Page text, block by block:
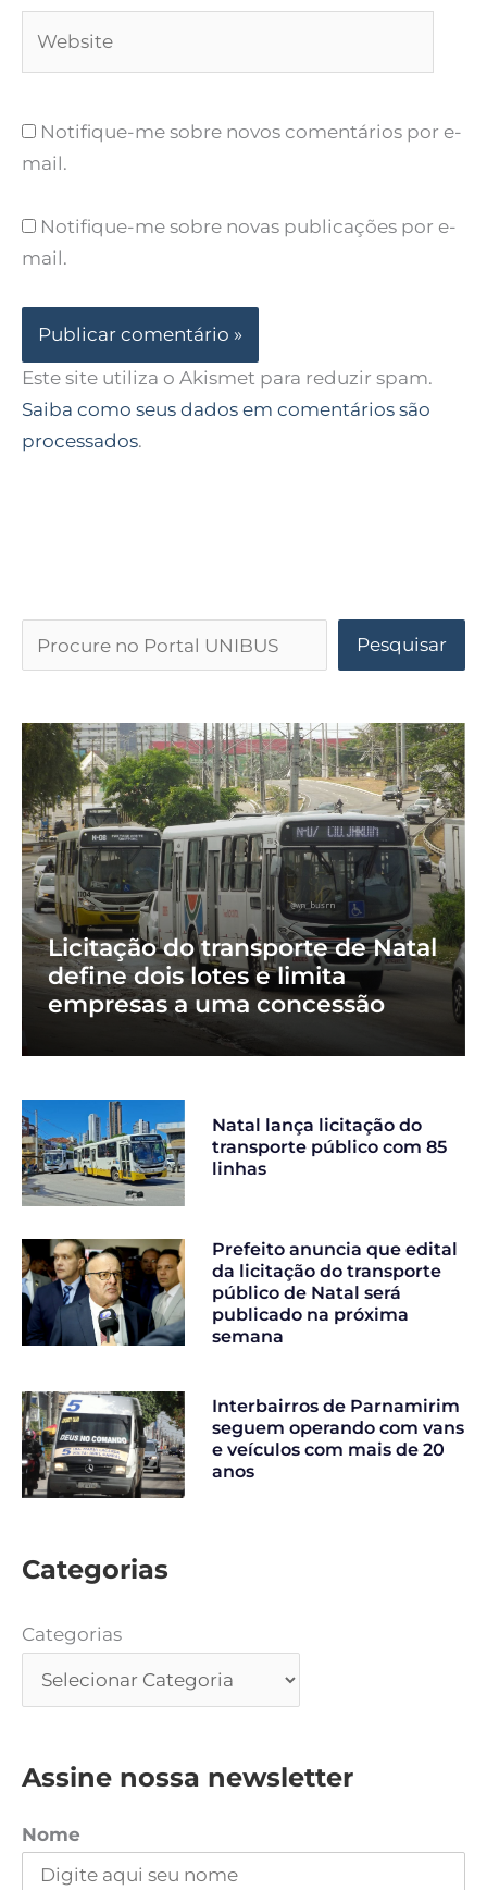
Notifique-me sobre novos comentários por e-
mail.
Notifique-me sobre novas publicações por e-
mail.
Este site utiliza o Akismet para reduzir spam.
Saiba como seus dados em comentários são
processados.
Pesquisar
Licitação do transporte de Natal
define dois lotes e limita
empresas a uma concessão
Natal lança licitação do
transporte público com 85
linhas
Prefeito anuncia que edital
da licitação do transporte
público de Natal será
publicado na próxima
semana
Interbairros de Parnamirim
seguem operando com vans
e veículos com mais de 20
anos
Categorias
Categorias
Assine nossa newsletter
Nome